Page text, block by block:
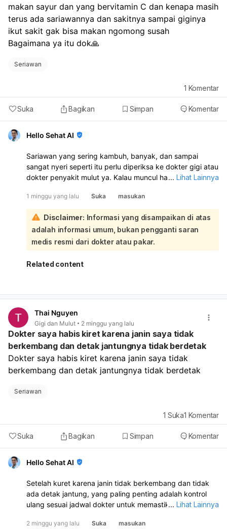
makan sayur dan yang bervitamin C dan kenapa masih
terus ada sariawannya dan sakitnya sampai giginya
ikut sakit gak bisa makan ngomong susah
Bagaimana ya itu dok🙏
Seriawan
Suka Bagikan Simpan Komentar
1 Komentar
Hello Sehat AI
Sariawan yang sering kambuh, banyak, dan sampai
sangat nyeri seperti itu perlu diperiksa ke dokter gigi atau
dokter penyakit mulut ya. Kalau muncul hampir tiap
makan serta bicara, jangan dianggap biasa:
Walau kebersihan mulut sudah dijaga, sariawan berulang
bisa dipicu oleh hal lain seperti kekurangan vitamin B, zat
besi, atau vitamin lain, mulut kering, stres, alergi
makanan, gesekan dari gigi tajam/behel/gigi palsu, atau
penyakit tertentu seperti anemia, gangguan imun, celiac,
dan lain-lain. Nyeri sampai terasa ke gigi juga bisa karena
dicari, bukan hanya diobati sementara. Biasanya dokter
pemeriksaan darah atau evaluasi lain. Sementara ini,
hindari makanan pedas, asam, dan keras; makan
makanan lembut; minum cukup; dan bisa berkumur air
garam atau pakai obat kumur antiseptik bila cocok. Jika
sariawan tidak sembuh dalam 2–3 minggu, sangat sakit,
sering kambuh, atau disertai demam/perdarahan, segera
... Lihat Lainnya
1 minggu yang lalu Suka masukan
Disclaimer: Informasi yang disampaikan di atas
adalah informasi umum, bukan pengganti saran
medis resmi dari dokter atau pakar.
Related content
Thai Nguyen
Gigi dan Mulut 2 minggu yang lalu
Dokter saya habis kiret karena janin saya tidak
berkembang dan detak jantungnya tidak berdetak
Dokter saya habis kiret karena janin saya tidak
berkembang dan detak jantungnya tidak berdetak
Seriawan
Suka Bagikan Simpan Komentar
1 Suka1 Komentar
Hello Sehat AI
Setelah kuret karena janin tidak berkembang dan tidak
ada detak jantung, yang paling penting adalah kontrol
ulang sesuai jadwal dokter untuk memastikan rahim
menggigil, nyeri perut hebat, perdarahan banyak, atau
... Lihat Lainnya
2 minggu yang lalu Suka masukan